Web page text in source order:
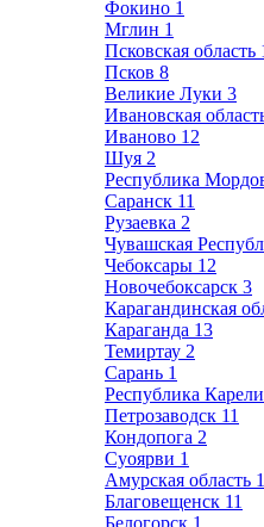
Фокино 1
Мглин 1
Псковская область
Псков 8
Великие Луки 3
Ивановская
Иваново 12
Шуя 2
Республика
Саранск 11
Рузаевка 2
Чувашская
Чебоксары 12
Новочебоксарск 3
Карагандинская
Караганда 13
Темиртау 2
Сарань 1
Республика
Петрозаводск 11
Кондопога 2
Суоярви 1
Амурская область
Благовещенск 11
Белогорск 1